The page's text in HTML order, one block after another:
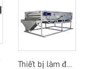
Thiết bị làm đặc băng tải trọng lực